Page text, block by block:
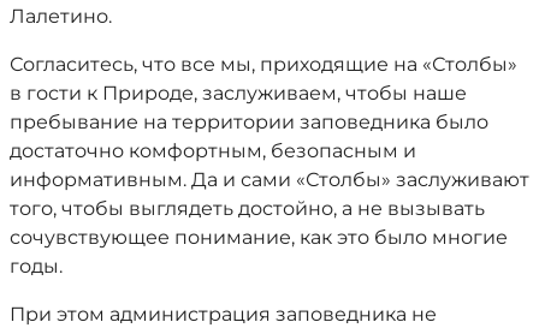
Лалетино.
Согласитесь, что все мы, приходящие на «Столбы»
в гости к Природе, заслуживаем, чтобы наше
пребывание на территории заповедника было
достаточно комфортным, безопасным и
информативным. Да и сами «Столбы» заслуживают
того, чтобы выглядеть достойно, а не вызывать
сочувствующее понимание, как это было многие
годы.
При этом администрация заповедника не